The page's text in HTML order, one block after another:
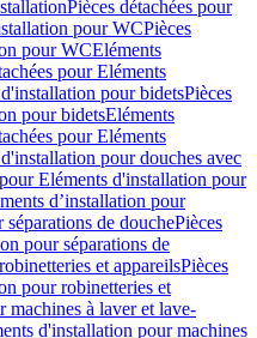
Pièces détachées pour
pour WCPièces
pour WCEléments
pour Eléments
pour bidetsPièces
pour bidetsEléments
pour Eléments
pour douches avec
Eléments d'installation pour
d’installation pour
de douchePièces
pour séparations de
et appareilsPièces
pour robinetteries et
machines à laver et lave-
d'installation pour machines